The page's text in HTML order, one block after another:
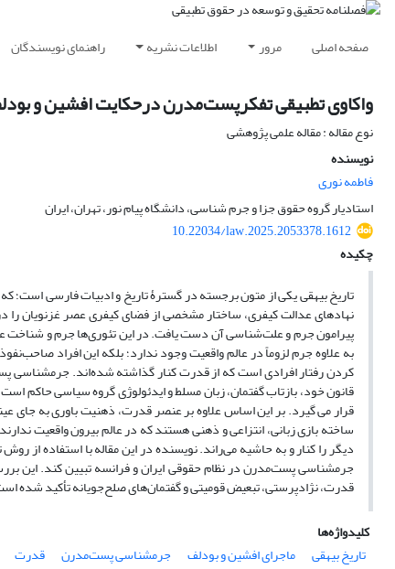
صفحه اصلی مرور اطلاعات نشریه راهنمای نویسندگان
واکاوی تطبیقی تفکرپست‌مدرن درحکایت افشین و
نوع مقاله : مقاله علمی پژوهشی
نویسنده
فاطمه نوری
استادیار گروه حقوق جزا و جرم شناسی، دانشگاه پیام نور، تهران، ایران
10.22034/law.2025.2053378.1612
چکیده
تاریخ بیهقی یکی از متون برجسته در گسترۀ تاریخ و ادبیات فارسی است؛
نهادهای عدالت کیفری، ساختار مشخصی از فضای کیفری عصر غزنویان را
پیرامون جرم و علت­‌شناسی آن دست یافت. در این تئوری‌ها جرم و شناخت
به علاوه جرم لزوماً در عالم واقعیت وجود ندارد؛ بلکه این افراد
کردن رفتار افرادی است که از قدرت کنار گذاشته شده­‌اند.
قانون خود، بازتاب گفتمان، زبان مسلط و ایدئولوژی گروه سیاسی حاکم
قرار می گیرد. بر این اساس علاوه بر عنصر قدرت، ذهنیت باوری به جای
ساخته بازی زبانی، انتزاعی و ذهنی هستند که در عالم بیرون واقعیت
دیگر را کنار و به حاشیه می­‌راند.نویسنده در اینمقاله با استفاده از
جرم­شناسی پست­‌مدرن در نظام حقوقی ایران و فرانسه تبیین کند. این
قدرت، نژادپرستی، تبعیض قومیتی و گفتمان‌های صلح­‌جویانه تأکید شده
کلیدواژه‌ها
تاریخ بیهقی
ماجرای افشین و بودلف جرم­شناسی پست‌­مدرن قدرت